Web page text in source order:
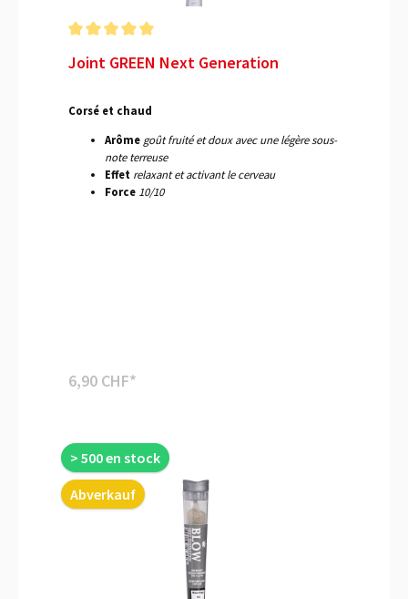
Joint GREEN Next Generation
Corsé et chaud
Arôme goût fruité et doux avec une légère sous-
note terreuse
Effet relaxant et activant le cerveau
Force 10/10
6,90 CHF*
> 500 en stock
Abverkauf